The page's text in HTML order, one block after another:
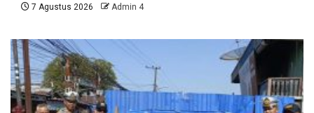
7 Agustus 2026 Admin 4